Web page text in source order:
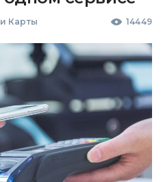
Карты 14449